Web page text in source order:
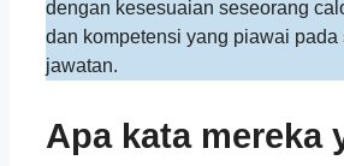
dengan kesesuaian seseorang
dan kompetensi yang piawai pada
jawatan.
Apa kata mereka